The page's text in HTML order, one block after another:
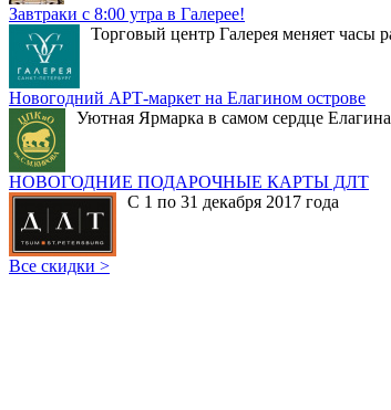
Завтраки с 8:00 утра в Галерее!
Торговый центр Галерея меняет часы
Новогодний АРТ-маркет на Елагином острове
Уютная Ярмарка в самом сердце
НОВОГОДНИЕ ПОДАРОЧНЫЕ КАРТЫ ДЛТ
С 1 по 31 декабря 2017 года
Все скидки >